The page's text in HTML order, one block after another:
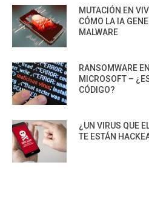
MUTACIÓN EN
CÓMO LA IA
MALWARE
RANSOMWARE
MICROSOFT –
CÓDIGO?
¿UN VIRUS QUE
TE ESTÁN